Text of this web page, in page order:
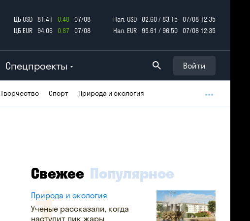
ЦБ USD 81.41 0.48
07/08
ЦБ EUR
94.06 0.87 07/08
Нал. USD 82.60 / 83.15
07/08 12:35
Нал. EUR
95.61 / 96.50 07/08 12:35
Спецпроекты Войти
Творчество Спорт Природа и экология
Свежее Популярное
Природа и экология
Ученые рассказали, когда
наступит пик жары